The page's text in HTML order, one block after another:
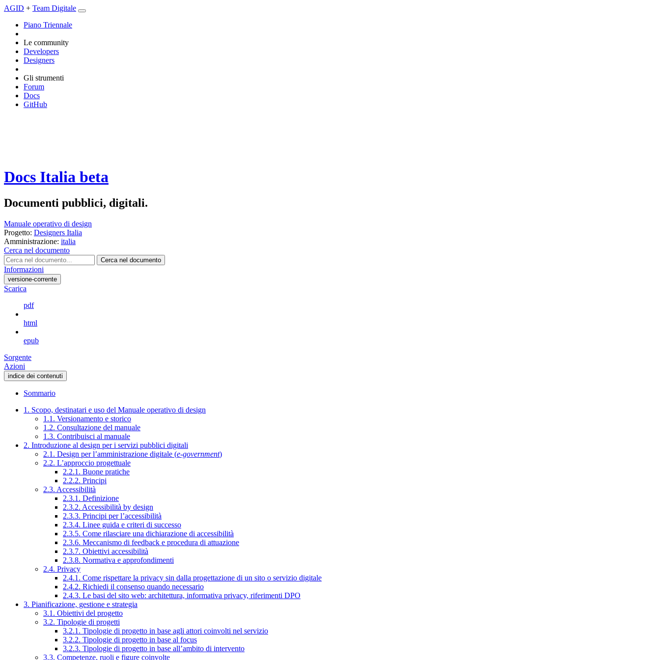
AGID + Team Digitale
Piano Triennale
Le community
Developers
Designers
Gli strumenti
Forum
Docs
GitHub
Docs Italia beta
Documenti pubblici, digitali.
Manuale operativo di design
Progetto: Designers Italia
Amministrazione: italia
Cerca nel documento
Cerca nel documento
Informazioni
versione-corrente
Scarica
pdf
html
epub
Sorgente
Azioni
indice dei contenuti
Sommario
1. Scopo, destinatari e uso del Manuale operativo di design
1.1. Versionamento e storico
1.2. Consultazione del manuale
1.3. Contribuisci al manuale
2. Introduzione al design per i servizi pubblici digitali
2.1. Design per l’amministrazione digitale (e-government)
2.2. L’approccio progettuale
2.2.1. Buone pratiche
2.2.2. Principi
2.3. Accessibilità
2.3.1. Definizione
2.3.2. Accessibilità by design
2.3.3. Principi per l’accessibilità
2.3.4. Linee guida e criteri di successo
2.3.5. Come rilasciare una dichiarazione di accessibilità
2.3.6. Meccanismo di feedback e procedura di attuazione
2.3.7. Obiettivi accessibilità
2.3.8. Normativa e approfondimenti
2.4. Privacy
2.4.1. Come rispettare la privacy sin dalla progettazione di un sito o servizio digitale
2.4.2. Richiedi il consenso quando necessario
2.4.3. Le basi del sito web: architettura, informativa privacy, riferimenti DPO
3. Pianificazione, gestione e strategia
3.1. Obiettivi del progetto
3.2. Tipologie di progetti
3.2.1. Tipologie di progetto in base agli attori coinvolti nel servizio
3.2.2. Tipologie di progetto in base al focus
3.2.3. Tipologie di progetto in base all’ambito di intervento
3.3. Competenze, ruoli e figure coinvolte